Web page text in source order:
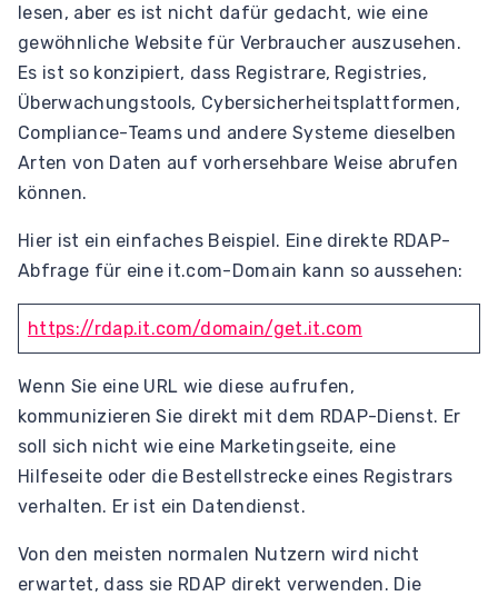
lesen, aber es ist nicht dafür gedacht, wie eine
gewöhnliche Website für Verbraucher auszusehen.
Es ist so konzipiert, dass Registrare, Registries,
Überwachungstools, Cybersicherheitsplattformen,
Compliance-Teams und andere Systeme dieselben
Arten von Daten auf vorhersehbare Weise abrufen
können.
Hier ist ein einfaches Beispiel. Eine direkte RDAP-
Abfrage für eine it.com-Domain kann so aussehen:
https://rdap.it.com/domain/get.it.com
Wenn Sie eine URL wie diese aufrufen,
kommunizieren Sie direkt mit dem RDAP-Dienst. Er
soll sich nicht wie eine Marketingseite, eine
Hilfeseite oder die Bestellstrecke eines Registrars
verhalten. Er ist ein Datendienst.
Von den meisten normalen Nutzern wird nicht
erwartet, dass sie RDAP direkt verwenden. Die